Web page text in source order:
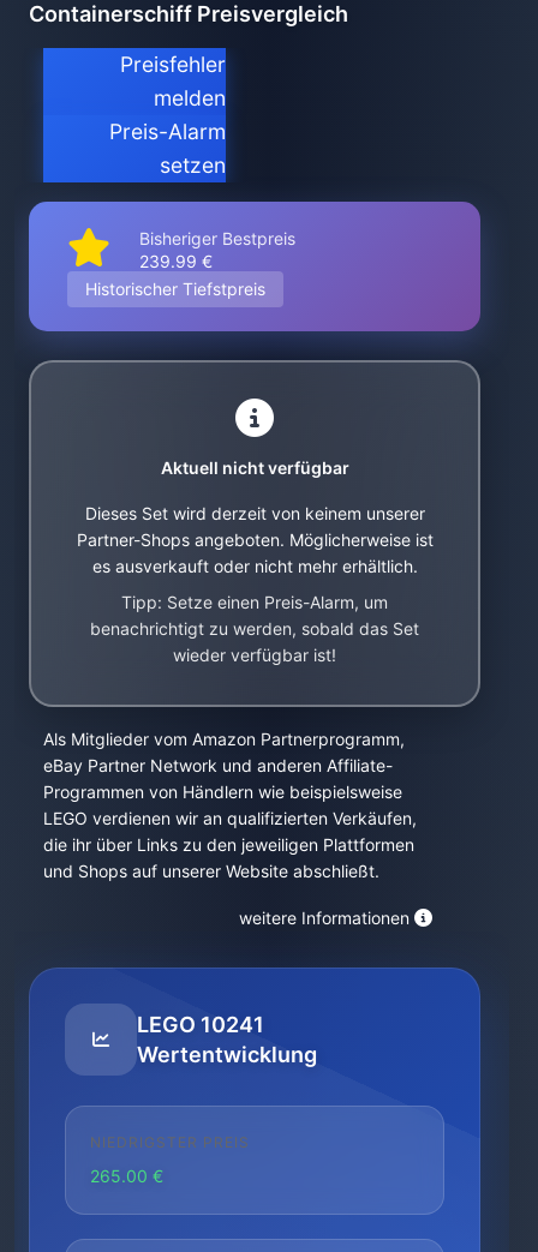
Containerschiff Preisvergleich
Preisfehler
melden
Preis-Alarm
setzen
Bisheriger Bestpreis
239.99 €
Historischer Tiefstpreis
Aktuell nicht verfügbar
Dieses Set wird derzeit von keinem unserer
Partner-Shops angeboten. Möglicherweise ist
es ausverkauft oder nicht mehr erhältlich.
Tipp: Setze einen Preis-Alarm, um
benachrichtigt zu werden, sobald das Set
wieder verfügbar ist!
Als Mitglieder vom Amazon Partnerprogramm,
eBay Partner Network und anderen Affiliate-
Programmen von Händlern wie beispielsweise
LEGO verdienen wir an qualifizierten Verkäufen,
die ihr über Links zu den jeweiligen Plattformen
und Shops auf unserer Website abschließt.
weitere Informationen
LEGO 10241
Wertentwicklung
NIEDRIGSTER PREIS
265.00 €